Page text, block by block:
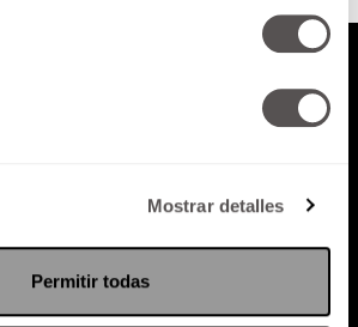
Mostrar detalles
Permitir todas
Política de Privacidad
RADIO MARTHA EVENTOS
SACA TU ID